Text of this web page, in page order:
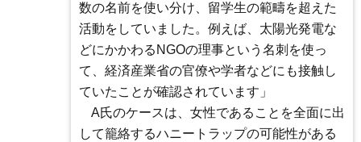
数の名前を使い分け、留学生の範疇を超えた
活動をしていました。例えば、太陽光発電な
どにかかわるNGOの理事という名刺を使っ
て、経済産業省の官僚や学者などにも接触し
ていたことが確認されています」
A氏のケースは、女性であることを全面に出
して籠絡するハニートラップの可能性がある